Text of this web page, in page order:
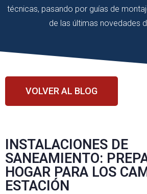
técnicas, pasando por guías de
de las últimas novedades
VOLVER AL BLOG
INSTALACIONES DE
SANEAMIENTO:
HOGAR PARA LOS
ESTACIÓN